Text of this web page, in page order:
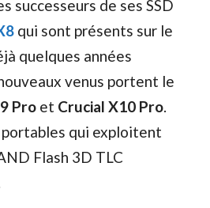
successeurs de ses SSD
qui sont présents sur le
quelques années
venus portent le
Pro et Crucial X10 Pro.
portables qui exploitent
Flash 3D TLC